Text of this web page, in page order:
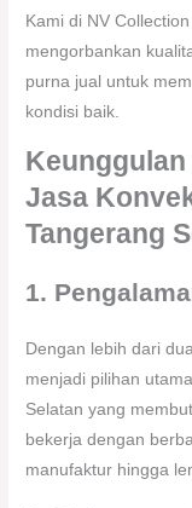
Kami di NV
mengorbankan
purna jual untuk
kondisi baik.
Jasa
Tangerang
1.
Dengan lebih dari
menjadi pilihan
Selatan yang
bekerja dengan
manufaktur hingga